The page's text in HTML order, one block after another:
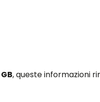
, queste informazioni